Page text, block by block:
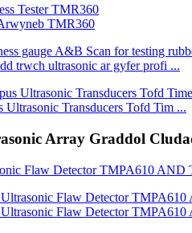
TMR360
trwch ultrasonic ar gyfer profi ...
Transducers Tofd Tim ...
Array Graddol